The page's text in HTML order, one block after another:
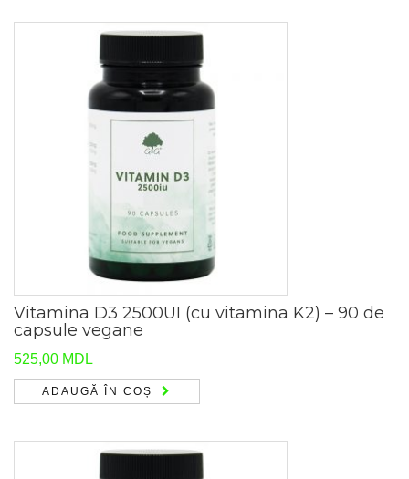
Vitamina D3 2500UI (cu vitamina K2) – 90 de
capsule vegane
525,00 MDL
ADAUGĂ ÎN COȘ